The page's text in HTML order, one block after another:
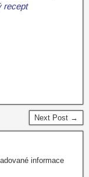
recept
Next Post →
informace